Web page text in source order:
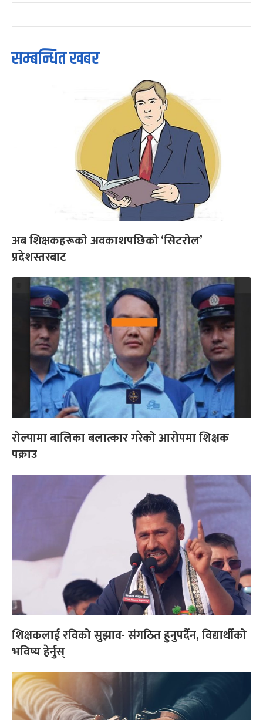
सम्बन्धित खबर
अब शिक्षकहरूको अवकाशपछिको ‘सिटरोल’
प्रदेशस्तरबाट
रोल्पामा बालिका बलात्कार गरेको आरोपमा शिक्षक
पक्राउ
शिक्षकलाई रविको सुझाव- संगठित हुनुपर्दैन, विद्यार्थीको
भविष्य हेर्नुस्